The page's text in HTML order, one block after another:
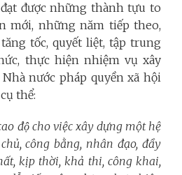
được những thành tựu to
mới, những năm tiếp theo,
tốc, quyết liệt, tập trung
thực hiện nhiệm vụ xây
nước pháp quyền xã hội
thể:
độ cho việc xây dựng một hệ
công bằng, nhân đạo, đầy
kịp thời, khả thi, công khai,